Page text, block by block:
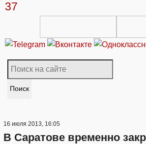
37
Поиск
16 июля 2013, 16:05
В Саратове временно